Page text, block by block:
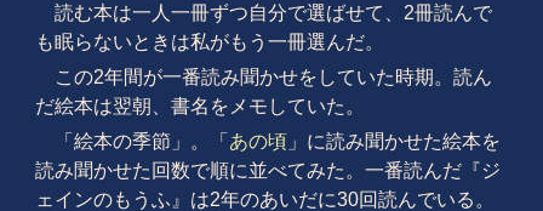
読む本は一人一冊ずつ自分で選ばせて、2冊読んで
も眠らないときは私がもう一冊選んだ。
この2年間が一番読み聞かせをしていた時期。読ん
だ絵本は翌朝、書名をメモしていた。
「絵本の季節」。「 あの頃」に読み聞かせた絵本を
読み聞かせた回数で順に並べてみた。一番読んだ『ジ
ェインのもうふ』は2年のあいだに30回読んでいる。